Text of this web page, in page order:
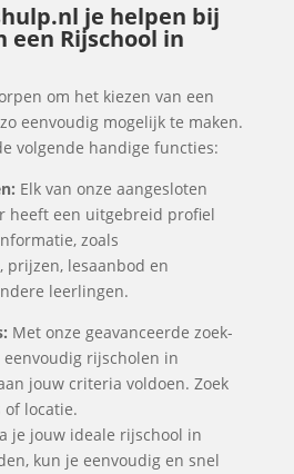
je helpen bij
een Rijschool in
om het kiezen van een
eenvoudig mogelijk te maken.
volgende handige functies:
Elk van onze aangesloten
heeft een uitgebreid profiel
zoals
prijzen, lesaanbod en
leerlingen.
Met onze geavanceerde zoek-
rijscholen in
jouw criteria voldoen. Zoek
locatie.
je jouw ideale rijschool in
kun je eenvoudig en snel